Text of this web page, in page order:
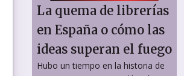
La quema de librerías
en España o cómo las
ideas superan el fuego
Hubo un tiempo en la historia de